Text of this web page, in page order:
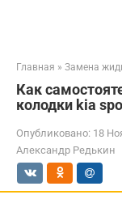
Главная » Замена
Как
колодки kia
Опубликовано: 18
Александр Редькин